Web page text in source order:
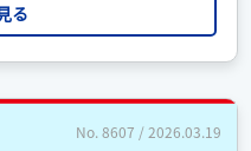
る
No. 8607 / 2026.03.19